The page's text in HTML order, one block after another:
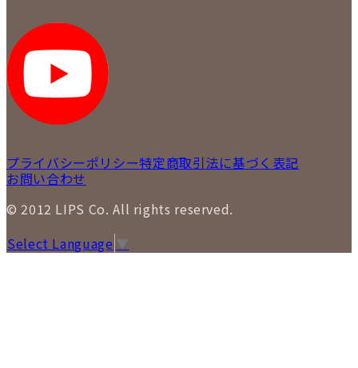
プライバシーポリシー特定商取引法に基づく表記
お問い合わせ
© 2012 LIPS Co. All rights reserved.
Select Language ▼